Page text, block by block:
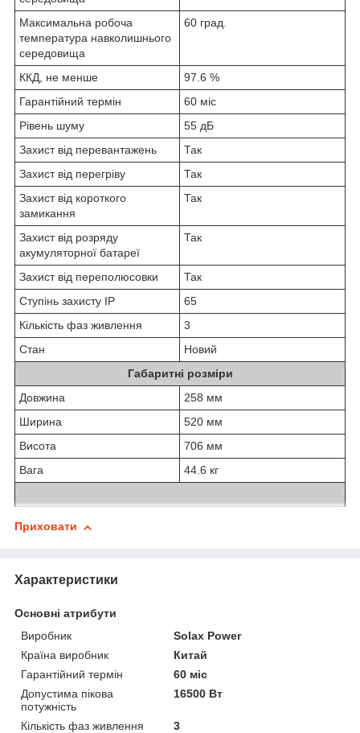
Максимальна робоча
температура навколишнього
середовища
60 град.
ККД, не менше
97.6 %
Гарантійний термін
60 міс
Рівень шуму
55 дБ
Захист від перевантажень
Так
Захист від перегріву
Так
Захист від короткого
замикання
Так
Захист від розряду
акумуляторної батареї
Так
Захист від переполюсовки
Так
Ступінь захисту IP
65
Кількість фаз живлення
3
Стан
Новий
Габаритні розміри
Довжина
258 мм
Ширина
520 мм
Висота
706 мм
Вага
44.6 кг
Приховати
Характеристики
Основні атрибути
Виробник
Solax Power
Країна виробник
Китай
Гарантійний термін
60 міс
Допустима пікова
потужність
16500 Вт
Кількість фаз живлення
3